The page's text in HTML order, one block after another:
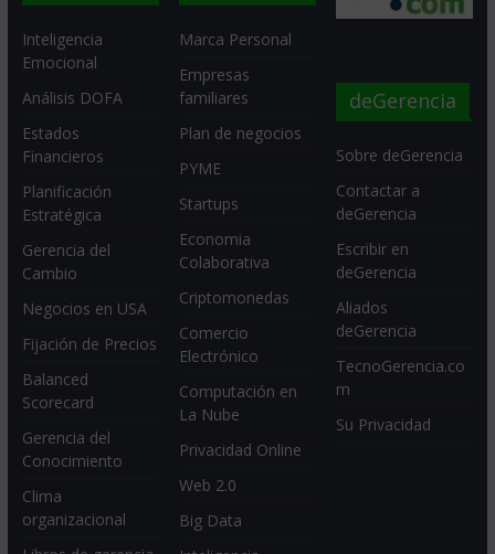
Inteligencia
Emocional
Análisis DOFA
Estados
Financieros
Planificación
Estratégica
Gerencia del
Cambio
Negocios en USA
Fijación de Precios
Balanced
Scorecard
Gerencia del
Conocimiento
Clima
organizacional
Marca Personal
Empresas
familiares
Plan de negocios
PYME
Startups
Economia
Colaborativa
Criptomonedas
Comercio
Electrónico
Computación en
La Nube
Privacidad Online
Web 2.0
Big Data
deGerencia
Sobre deGerencia
Contactar a
deGerencia
Escribir en
deGerencia
Aliados
deGerencia
TecnoGerencia.co
m
Su Privacidad